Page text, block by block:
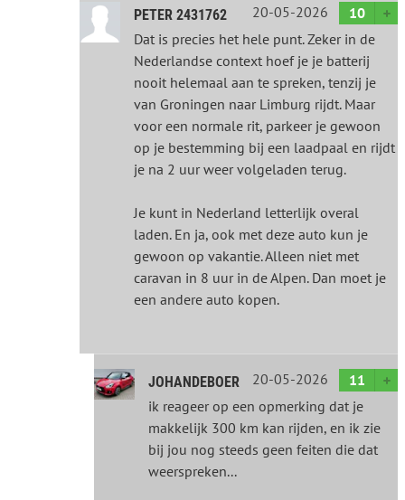
PETER 2431762 20-05-2026
10
Dat is precies het hele punt. Zeker in de
Nederlandse context hoef je je batterij
nooit helemaal aan te spreken, tenzij je
van Groningen naar Limburg rijdt. Maar
voor een normale rit, parkeer je gewoon
op je bestemming bij een laadpaal en rijdt
je na 2 uur weer volgeladen terug.
Je kunt in Nederland letterlijk overal
laden. En ja, ook met deze auto kun je
gewoon op vakantie. Alleen niet met
caravan in 8 uur in de Alpen. Dan moet je
een andere auto kopen.
JOHANDEBOER 20-05-2026
11
ik reageer op een opmerking dat je
makkelijk 300 km kan rijden, en ik zie
bij jou nog steeds geen feiten die dat
weerspreken...